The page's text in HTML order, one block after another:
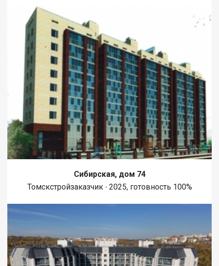
Сибирская, дом 74
Томскстройзаказчик ∙ 2025, готовность 100%